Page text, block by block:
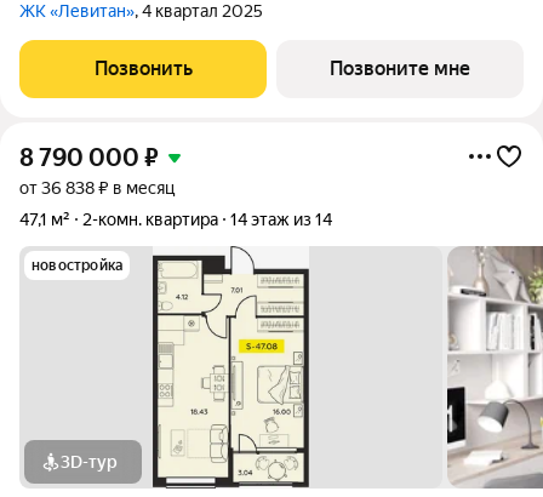
ЖК «Левитан», 4 квартал 2025
Позвонить Позвоните мне
8 790 000 ₽
от 36 838 ₽ в месяц
47,1 м²
2-комн. квартира 14 этаж из 14
новостройка
3D-тур